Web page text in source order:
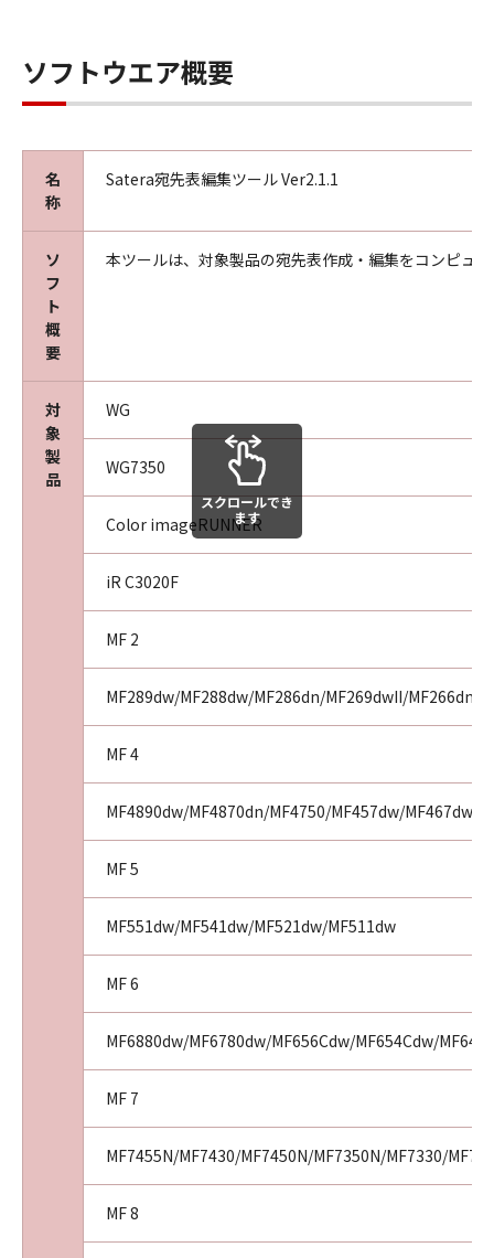
ソフトウエア概要
名
称
Satera宛先表編集ツール Ver2.1.1
ソ
フ
ト
概
要
本ツールは、対象製品の宛先表作成・編集をコンピュ
対
象
製
品
WG
WG7350
Color imageRUNNER
iR C3020F
MF 2
MF289dw/MF288dw/MF286dn/MF269dwII/
MF 4
MF4890dw/MF4870dn/MF4750/MF457dw/MF467dw/
MF 5
MF551dw/MF541dw/MF521dw/MF511dw
MF 6
MF6880dw/MF6780dw/MF656Cdw/MF654Cdw/
MF 7
MF7455N/MF7430/MF7450N/MF7350N/MF7330/
MF 8
スクロールでき
ます